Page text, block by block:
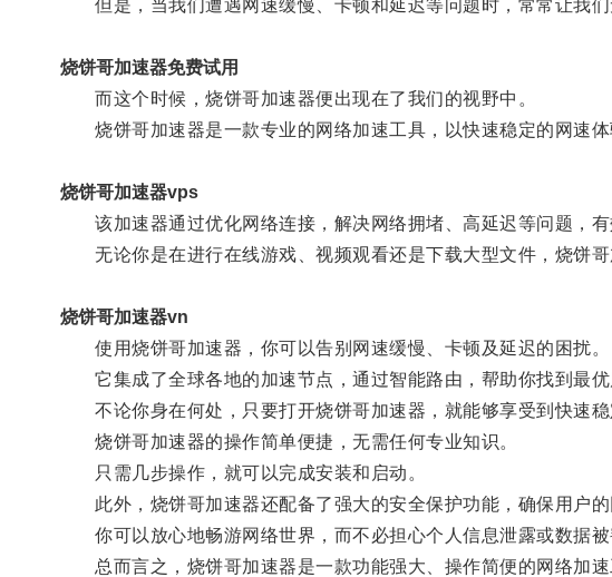
但是，当我们遭遇网速缓慢、卡顿和延迟等问题时，常常让我们
烧饼哥加速器免费试用
而这个时候，烧饼哥加速器便出现在了我们的视野中。
烧饼哥加速器是一款专业的网络加速工具，以快速稳定的网速体
烧饼哥加速器vps
该加速器通过优化网络连接，解决网络拥堵、高延迟等问题，有
无论你是在进行在线游戏、视频观看还是下载大型文件，烧饼哥
烧饼哥加速器vn
使用烧饼哥加速器，你可以告别网速缓慢、卡顿及延迟的困扰。
它集成了全球各地的加速节点，通过智能路由，帮助你找到最优
不论你身在何处，只要打开烧饼哥加速器，就能够享受到快速稳
烧饼哥加速器的操作简单便捷，无需任何专业知识。
只需几步操作，就可以完成安装和启动。
此外，烧饼哥加速器还配备了强大的安全保护功能，确保用户的
你可以放心地畅游网络世界，而不必担心个人信息泄露或数据被
总而言之，烧饼哥加速器是一款功能强大、操作简便的网络加速